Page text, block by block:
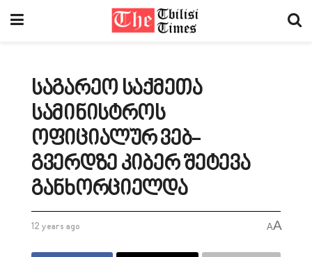
საგარეო საქმეთა
სამინისტროს
ოფიციალურ ვებ-
გვერდზე კიბერ შეტევა
განხორციელდა
12 years ago AA